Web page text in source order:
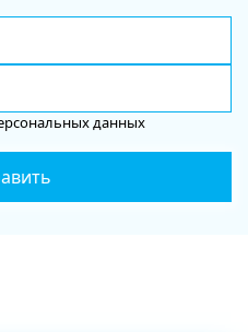
данных